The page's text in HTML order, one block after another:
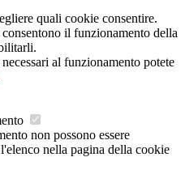
quali cookie consentire.
il funzionamento della
al funzionamento potete
non possono essere
nella pagina della cookie